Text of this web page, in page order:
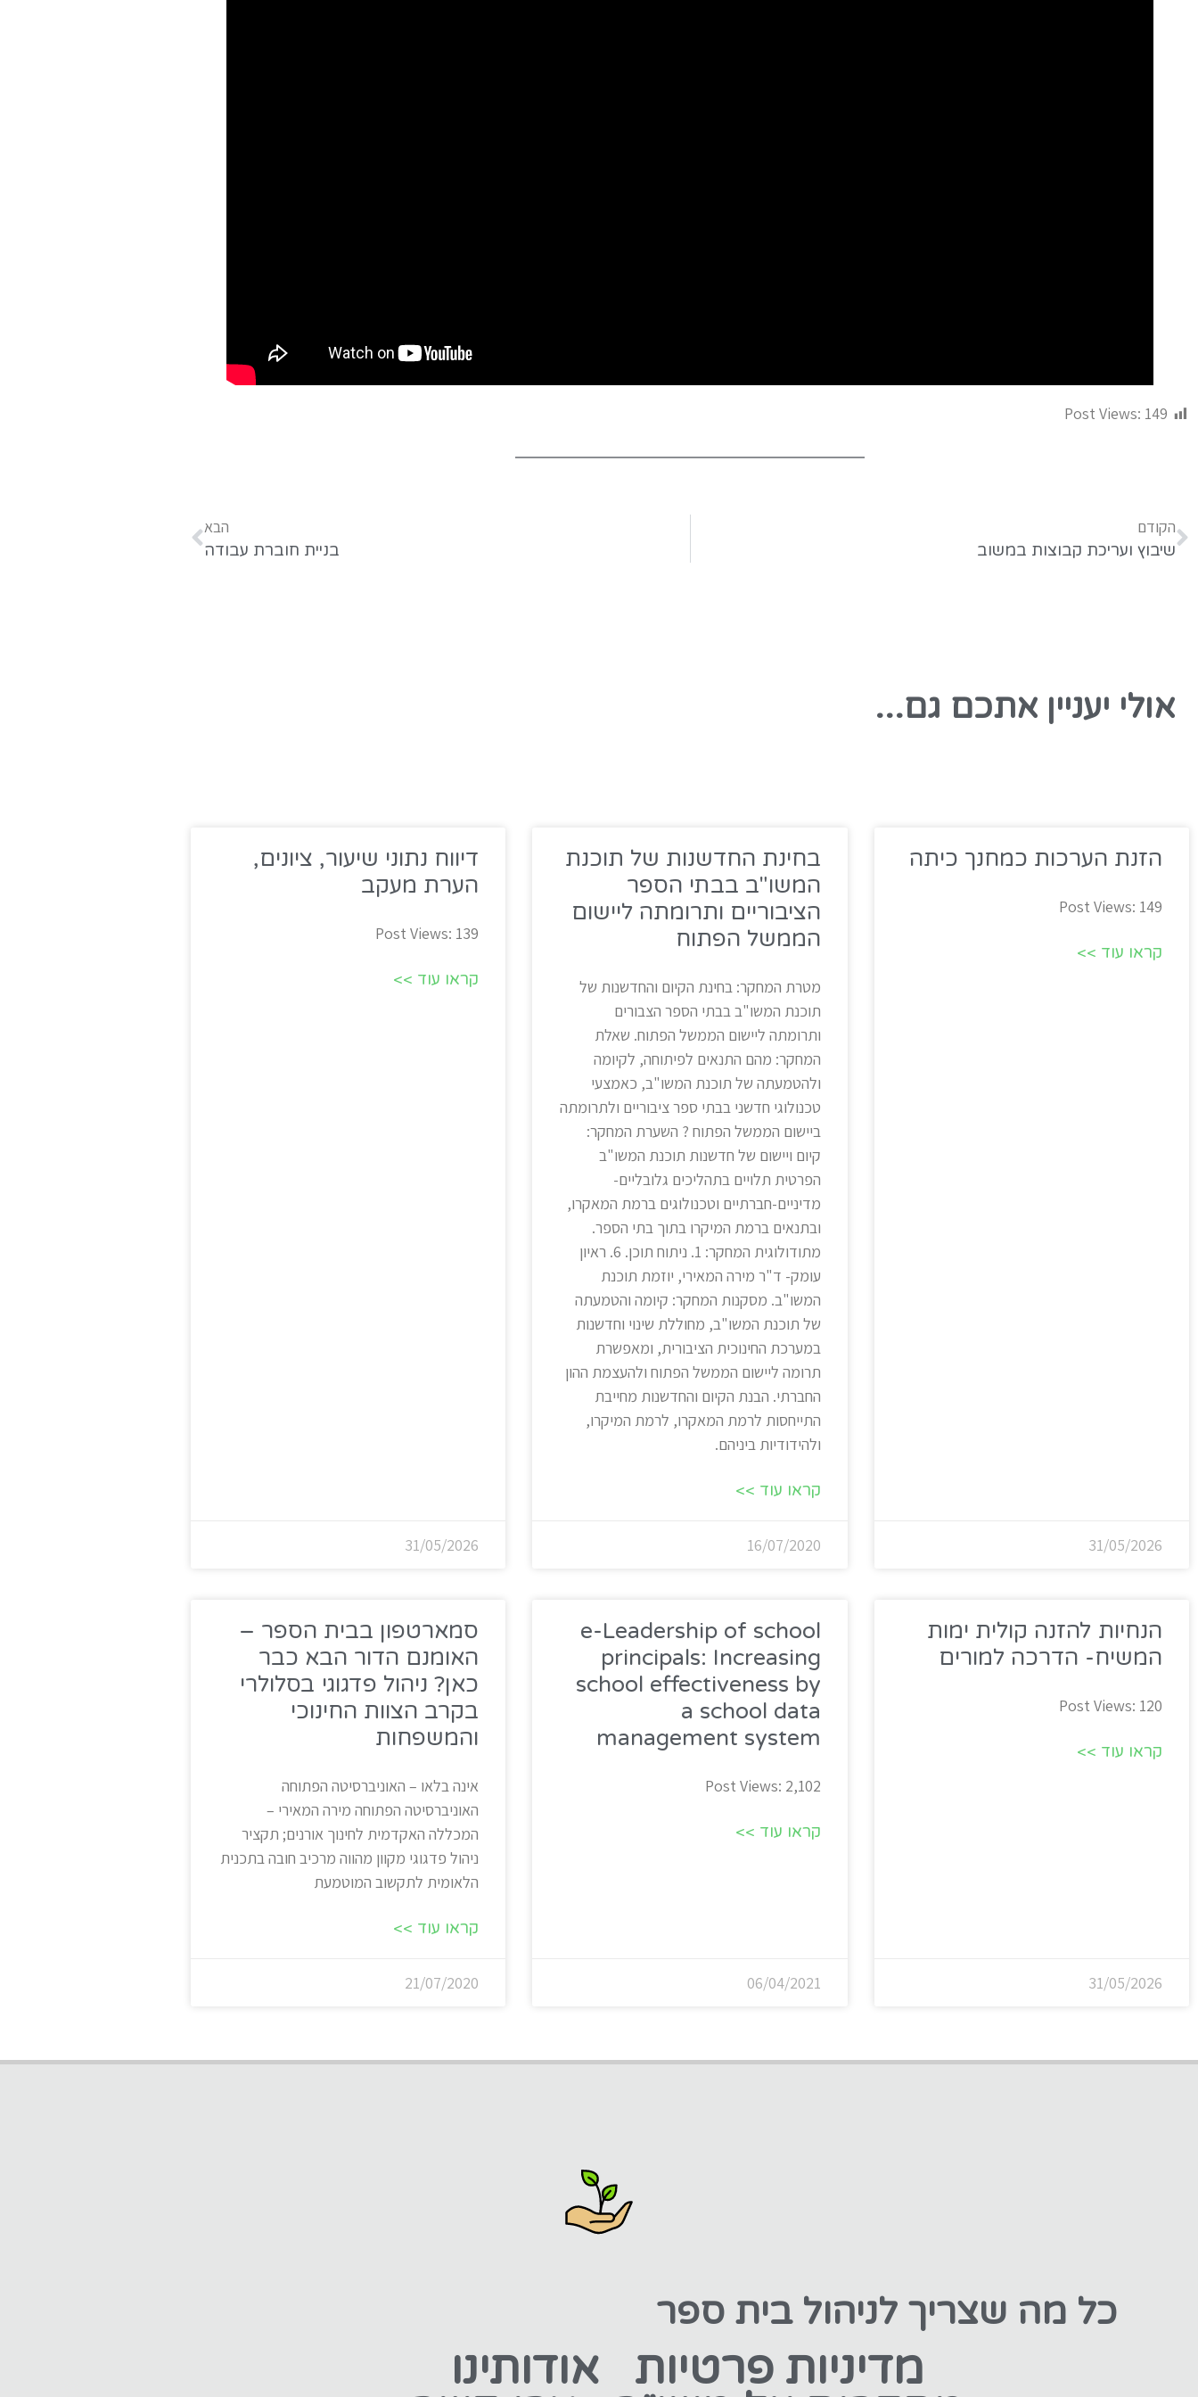
Post Views: 149
הקודם
שיבוץ ועריכת קבוצות במשוב
הבא
בניית חוברת עבודה
אולי יעניין אתכם גם...
הזנת הערכות כמחנך כיתה
Post Views: 149
קראו עוד >>
31/05/2026
בחינת החדשנות של תוכנת
המשו"ב בבתי הספר
הציבוריים ותרומתה ליישום
הממשל הפתוח
מטרת המחקר: בחינת הקיום והחדשנות של
תוכנת המשו"ב בבתי הספר הצבורים
ותרומתה ליישום הממשל הפתוח. שאלת
המחקר: מהם התנאים לפיתוחה, לקיומה
ולהטמעתה של תוכנת המשו"ב, כאמצעי
טכנולוגי חדשני בבתי ספר ציבוריים ולתרומתה
ביישום הממשל הפתוח ? השערת המחקר:
קיום ויישום של חדשנות תוכנת המשו"ב
הפרטית תלויים בתהליכים גלובליים-
מדיניים-חברתיים וטכנולוגים ברמת המאקרו,
ובתנאים ברמת המיקרו בתוך בתי הספר.
מתודולוגית המחקר: 1. ניתוח תוכן. 6. ראיון
עומק- ד"ר מירה המאירי, יוזמת תוכנת
המשו"ב. מסקנות המחקר: קיומה והטמעתה
של תוכנת המשו"ב, מחוללת שינוי וחדשנות
במערכת החינוכית הציבורית, ומאפשרת
תרומה ליישום הממשל הפתוח ולהעצמת ההון
החברתי. הבנת הקיום והחדשנות מחייבת
התייחסות לרמת המאקרו, לרמת המיקרו,
ולהידודיות ביניהם.
קראו עוד >>
16/07/2020
דיווח נתוני שיעור, ציונים,
הערת מעקב
Post Views: 139
קראו עוד >>
31/05/2026
הנחיות להזנה קולית ימות
המשיח- הדרכה למורים
Post Views: 120
קראו עוד >>
31/05/2026
e-Leadership of school
principals: Increasing
school effectiveness by
a school data
management system
Post Views: 2,102
קראו עוד >>
06/04/2021
סמארטפון בבית הספר –
האומנם הדור הבא כבר
כאן? ניהול פדגוגי בסלולרי
בקרב הצוות החינוכי
והמשפחות
אינה בלאו – האוניברסיטה הפתוחה
האוניברסיטה הפתוחה מירה המאירי –
המכללה האקדמית לחינוך אורנים; תקציר
ניהול פדגוגי מקוון מהווה מרכיב חובה בתכנית
הלאומית לתקשוב המוטמעת
קראו עוד >>
21/07/2020
כל מה שצריך לניהול בית ספר
מדיניות פרטיות אודותינו